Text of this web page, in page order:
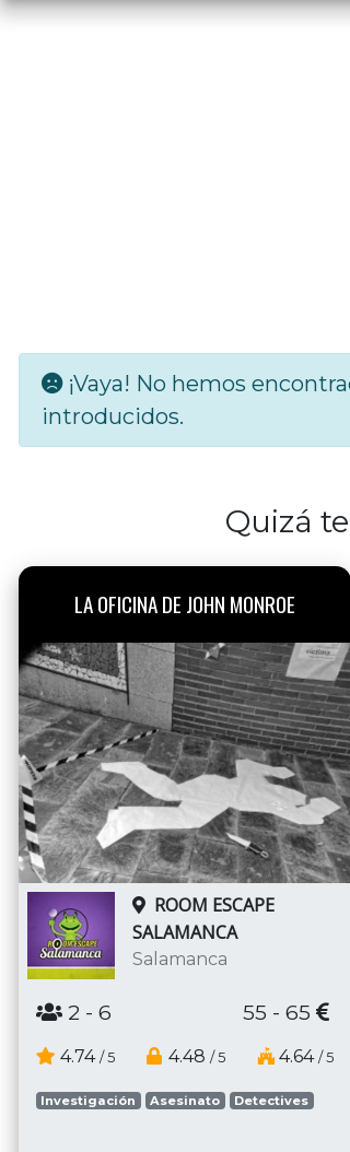
¡Vaya! No hemos
introducidos.
Quizá
LA OFICINA DE JOHN MONROE
ROOM ESCAPE
SALAMANCA
Salamanca
2 - 6 55 - 65
4.74 / 5 4.48 / 5 4.64 / 5
Investigación Asesinato Detectives